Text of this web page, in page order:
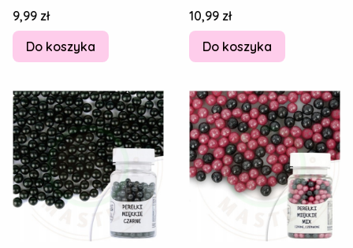
Tort PEREŁKI MIĘKKIE
SREBRNE 30g
Cena
9,99 zł
Do koszyka
Tort PEREŁKI MIĘKKIE
ZŁOTE 30g
Cena
10,99 zł
Do koszyka